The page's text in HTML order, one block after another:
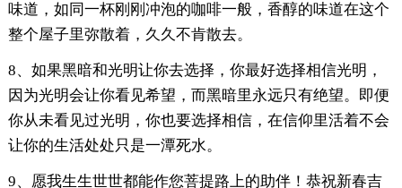
味道，如同一杯刚刚冲泡的咖啡一般，香醇的味道在这个
整个屋子里弥散着，久久不肯散去。
8、如果黑暗和光明让你去选择，你最好选择相信光明，
因为光明会让你看见希望，而黑暗里永远只有绝望。即便
你从未看见过光明，你也要选择相信，在信仰里活着不会
让你的生活处处只是一潭死水。
9、愿我生生世世都能作您菩提路上的助伴！恭祝新春吉